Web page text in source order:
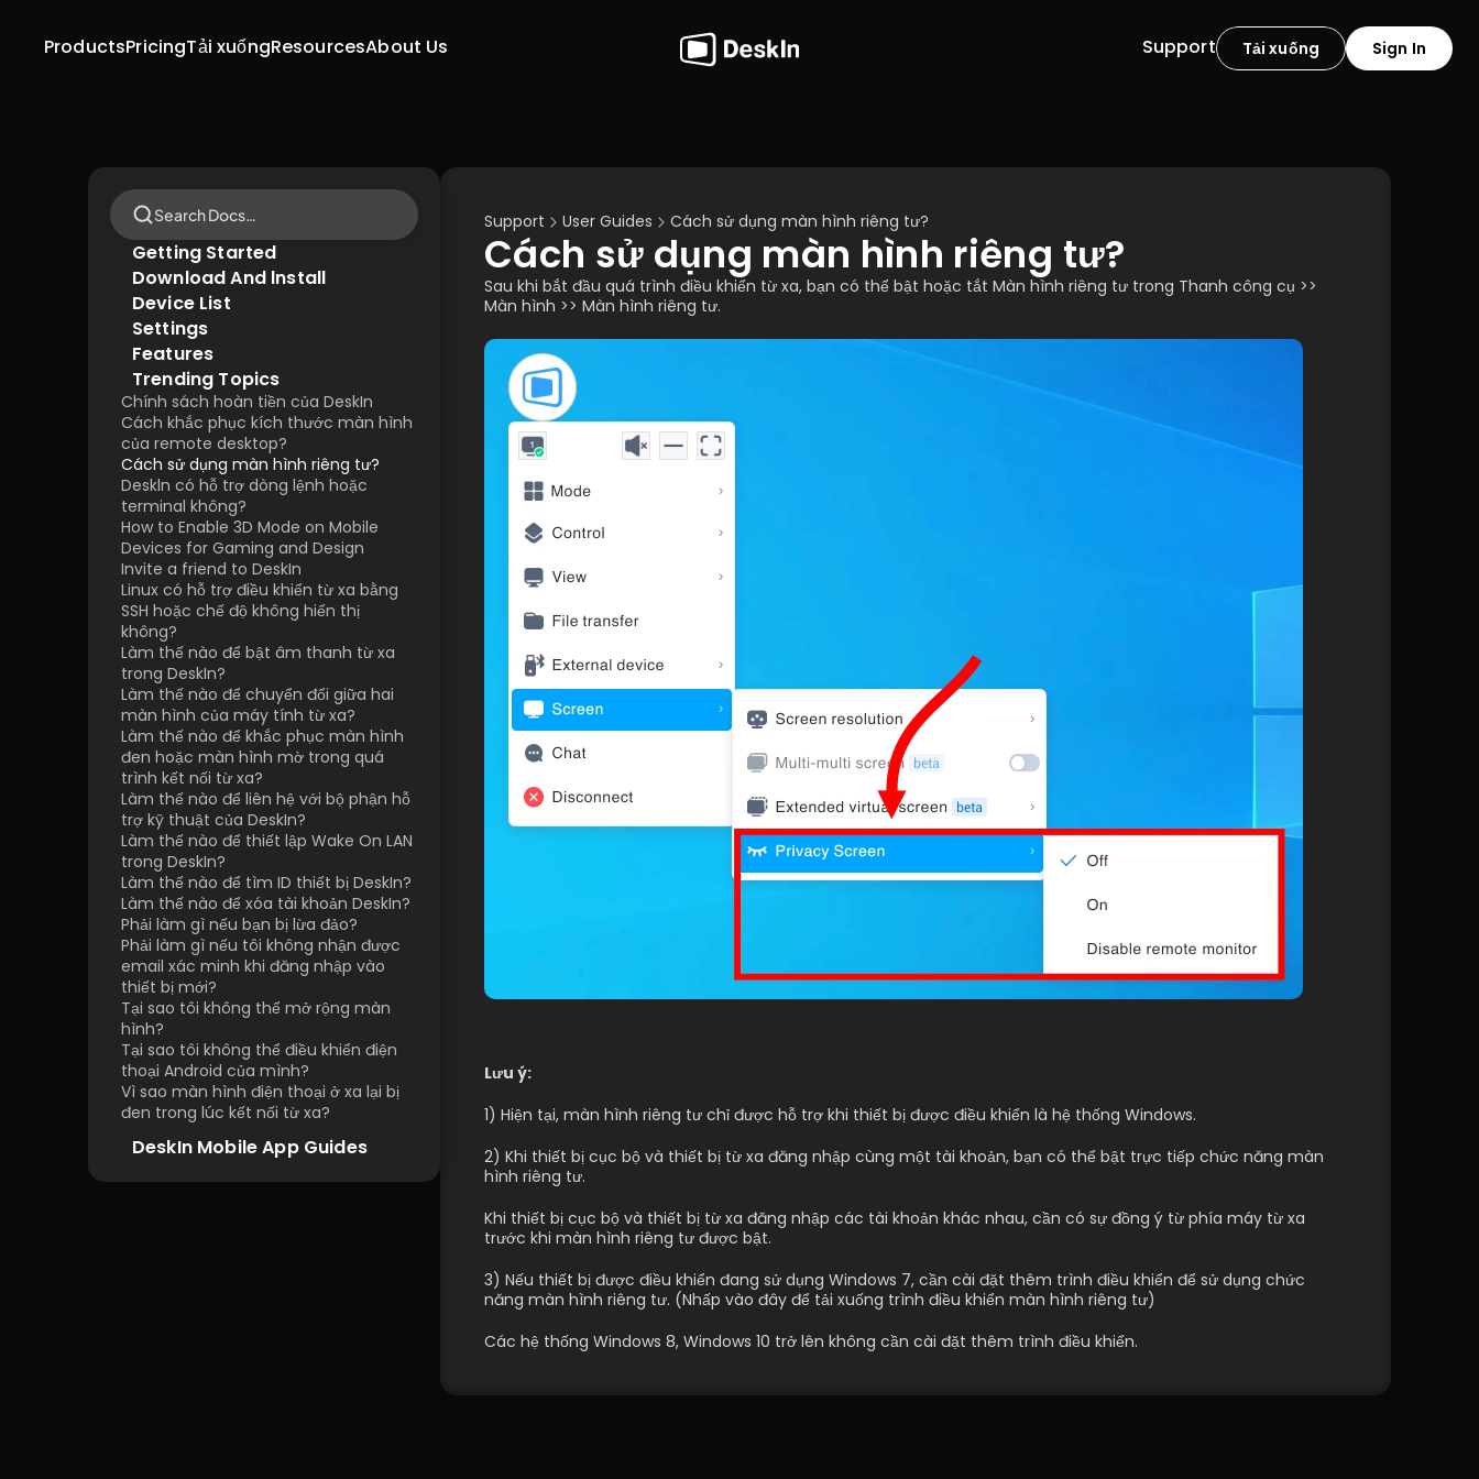
ProductsPricing Resources
Tải xuống About Us Tải xuống Sign In
Support
Search Docs…
Getting Started
Download And lnstall
Device List
Settings
Features
Trending Topics
Chính sách hoàn tiền của DeskIn
Cách khắc phục kích thước màn hình
của remote desktop?
Cách sử dụng màn hình riêng tư?
Deskln có hỗ trợ dòng lệnh hoặc
terminal không?
How to Enable 3D Mode on Mobile
Devices for Gaming and Design
Invite a friend to DeskIn
Linux có hỗ trợ điều khiển từ xa bằng
SSH hoặc chế độ không hiển thị
không?
Làm thế nào để bật âm thanh từ xa
trong DeskIn?
Làm thế nào để chuyển đổi giữa hai
màn hình của máy tính từ xa?
Làm thế nào để khắc phục màn hình
đen hoặc màn hình mờ trong quá
trình kết nối từ xa?
Làm thế nào để liên hệ với bộ phận hỗ
trợ kỹ thuật của DeskIn?
Làm thế nào để thiết lập Wake On LAN
trong DeskIn?
Làm thế nào để tìm ID thiết bị DeskIn?
Làm thế nào để xóa tài khoản DeskIn?
Phải làm gì nếu bạn bị lừa đảo?
Phải làm gì nếu tôi không nhận được
email xác minh khi đăng nhập vào
thiết bị mới?
Tại sao tôi không thể mở rộng màn
hình?
Tại sao tôi không thể điều khiển điện
thoại Android của mình?
Vì sao màn hình điện thoại ở xa lại bị
đen trong lúc kết nối từ xa?
DeskIn Mobile App Guides
Support User Guides Cách sử dụng màn hình riêng tư?
Cách sử dụng màn hình riêng tư?
Sau khi bắt đầu quá trình điều khiển từ xa, bạn có thể bật hoặc tắt Màn hình riêng tư trong Thanh công cụ >>
Màn hình >> Màn hình riêng tư.
Lưu ý:
1) Hiện tại, màn hình riêng tư chỉ được hỗ trợ khi thiết bị được điều khiển là hệ thống Windows.
2) Khi thiết bị cục bộ và thiết bị từ xa đăng nhập cùng một tài khoản, bạn có thể bật trực tiếp chức năng màn
hình riêng tư.
Khi thiết bị cục bộ và thiết bị từ xa đăng nhập các tài khoản khác nhau, cần có sự đồng ý từ phía máy từ xa
trước khi màn hình riêng tư được bật.
3) Nếu thiết bị được điều khiển đang sử dụng Windows 7, cần cài đặt thêm trình điều khiển để sử dụng chức
năng màn hình riêng tư. (Nhấp vào đây để tải xuống trình điều khiển màn hình riêng tư)
Các hệ thống Windows 8, Windows 10 trở lên không cần cài đặt thêm trình điều khiển.